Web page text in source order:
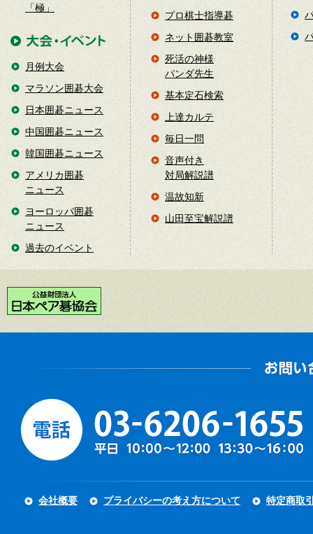
「極」
月例大会
マラソン囲碁大会
日本囲碁ニュース
中国囲碁ニュース
韓国囲碁ニュース
アメリカ囲碁
ニュース
ヨーロッパ囲碁
ニュース
過去のイベント
プロ棋士指導碁
ネット囲碁教室
死活の神様
パンダ先生
基本定石検索
上達カルテ
毎日一問
音声付き
対局解説譜
温故知新
山田至宝解説譜
会社概要 プライバシーの考え方について 特定商取